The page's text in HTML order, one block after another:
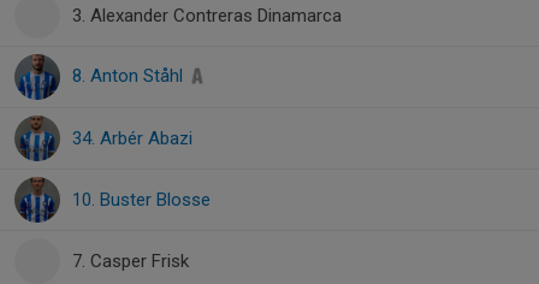
3. Alexander Contreras Dinamarca
8. Anton Ståhl
34. Arbér Abazi
10. Buster Blosse
7. Casper Frisk